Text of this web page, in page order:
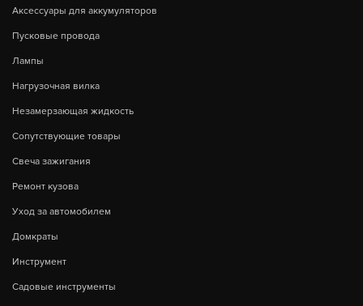
Аксессуары для аккумуляторов
Пусковые провода
Лампы
Нагрузочная вилка
Незамерзающая жидкость
Сопутствующие товары
Свеча зажигания
Ремонт кузова
Уход за автомобилем
Домкраты
Инструмент
Садовые инструменты